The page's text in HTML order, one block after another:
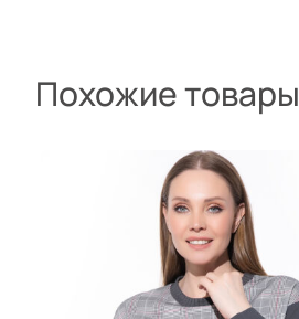
Похожие товары